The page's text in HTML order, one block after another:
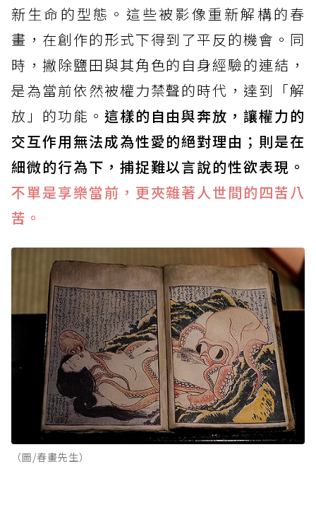
新生命的型態。這些被影像重新解構的春
畫，在創作的形式下得到了平反的機會。同
時，撇除鹽田與其角色的自身經驗的連結，
是為當前依然被權力禁聲的時代，達到「解
放」的功能。 這樣的自由與奔放，讓權力的
交互作用無法成為性愛的絕對理由；則是在
細微的行為下，捕捉難以言說的性欲表現。
不單是享樂當前，更夾雜著人世間的四苦八
苦。
（圖/春畫先生）